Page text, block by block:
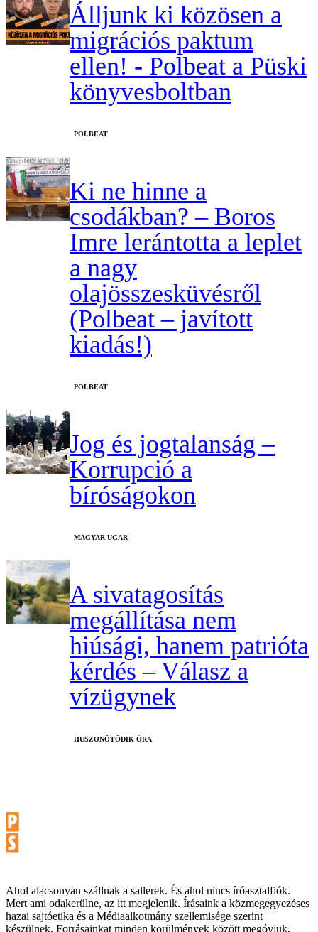
Álljunk ki közösen a
migrációs paktum
ellen! - Polbeat a Püski
könyvesboltban
‎POLBEAT
Ki ne hinne a
csodákban? – Boros
Imre lerántotta a leplet
a nagy
olajösszesküvésről
(Polbeat – javított
kiadás!)
‎POLBEAT
Jog és jogtalanság –
Korrupció a
bíróságokon
MAGYAR UGAR
A sivatagosítás
megállítása nem
hiúsági, hanem patrióta
kérdés – Válasz a
vízügynek
HUSZONÖTÖDIK ÓRA
Ahol alacsonyan szállnak a sallerek. És ahol nincs íróasztalfiók.
Mert ami odakerülne, az itt megjelenik. Írásaink a közmegegyezéses
hazai sajtóetika és a Médiaalkotmány szellemisége szerint
készülnek. Forrásainkat minden körülmények között megóvjuk,